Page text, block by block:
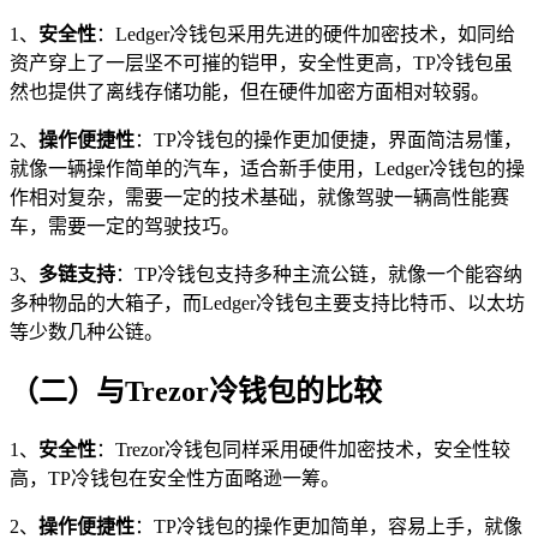
1、 安全性：Ledger冷钱包采用先进的硬件加密技术，如同给
资产穿上了一层坚不可摧的铠甲，安全性更高，TP冷钱包虽
然也提供了离线存储功能，但在硬件加密方面相对较弱。
2、 操作便捷性：TP冷钱包的操作更加便捷，界面简洁易懂，
就像一辆操作简单的汽车，适合新手使用，Ledger冷钱包的操
作相对复杂，需要一定的技术基础，就像驾驶一辆高性能赛
车，需要一定的驾驶技巧。
3、 多链支持：TP冷钱包支持多种主流公链，就像一个能容纳
多种物品的大箱子，而Ledger冷钱包主要支持比特币、以太坊
等少数几种公链。
（二）与Trezor冷钱包的比较
1、 安全性：Trezor冷钱包同样采用硬件加密技术，安全性较
高，TP冷钱包在安全性方面略逊一筹。
2、 操作便捷性：TP冷钱包的操作更加简单，容易上手，就像